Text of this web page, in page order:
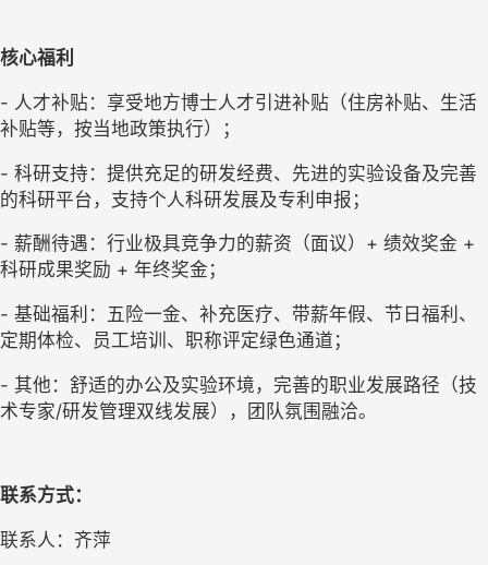
核心福利
- 人才补贴：享受地方博士人才引进补贴（住房补贴、生活
补贴等，按当地政策执行）；
- 科研支持：提供充足的研发经费、先进的实验设备及完善
的科研平台，支持个人科研发展及专利申报；
- 薪酬待遇：行业极具竞争力的薪资（面议）+ 绩效奖金 +
科研成果奖励 + 年终奖金；
- 基础福利：五险一金、补充医疗、带薪年假、节日福利、
定期体检、员工培训、职称评定绿色通道；
- 其他：舒适的办公及实验环境，完善的职业发展路径（技
术专家/研发管理双线发展），团队氛围融洽。
联系方式：
联系人：齐萍